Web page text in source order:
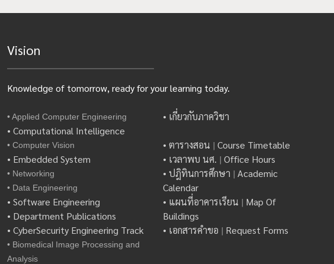
Vision
Knowledge of tomorrow, ready for your learning today.
• Applied Computer Engineering
• Computational Intelligence
• Computer Vision
• Embedded System
• Networking
• Data Engineering
• Software Engineering
• Department Publications
• CyberSecurity Engineering Track
• Biomedical Image Processing and
Analysis
• เกี่ยวกับภาควิชา
• ตารางสอน | Course Timetable
• เวลาพบ นศ. | Office Hours
• ปฎิทินการศึกษา | Academic
Calendar
• แผนที่อาคารเรียน | Map Of
Buildings
• เอกสารคำขอ | Request Forms